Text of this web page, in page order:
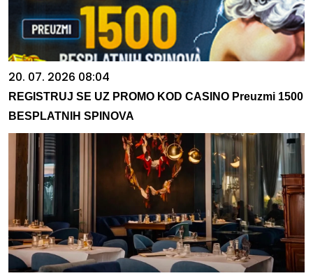
20. 07. 2026 08:04
REGISTRUJ SE UZ PROMO KOD CASINO Preuzmi 1500
BESPLATNIH SPINOVA